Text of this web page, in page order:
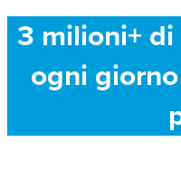
3 milioni+
ogni